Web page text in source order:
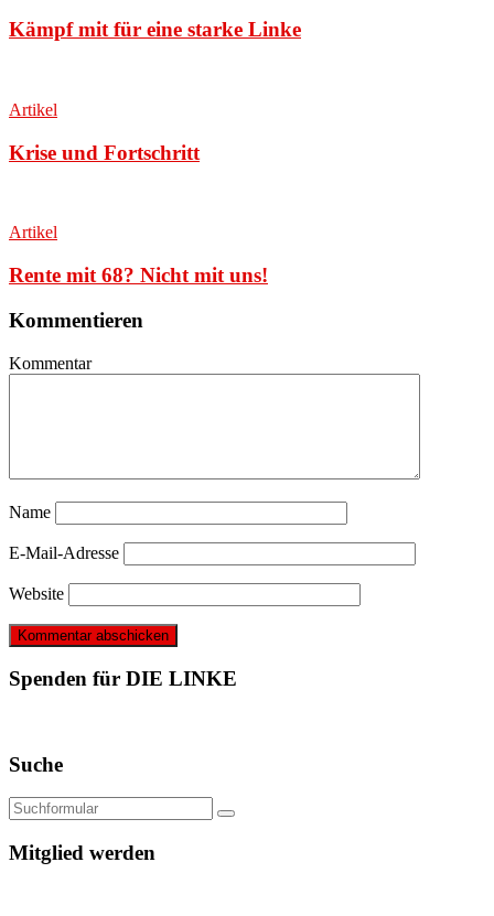
Kämpf mit für eine starke Linke
Artikel
Krise und Fortschritt
Artikel
Rente mit 68? Nicht mit uns!
Kommentieren
Kommentar
Name
E-Mail-Adresse
Website
Spenden für DIE LINKE
Suche
Mitglied werden